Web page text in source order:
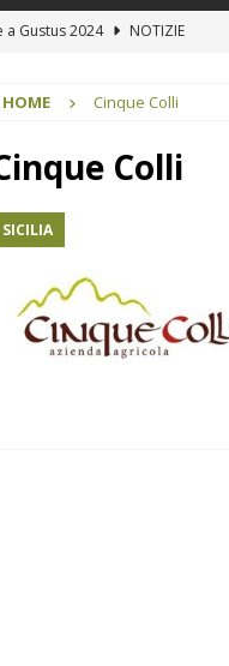
a Gustus 2024
NOTIZIE
Srl
PRODUTTORI OLEARI
COMUNICATI STAMPA
NOTIZIE
dei piccoli produttori.
HOME Cinque Colli
Colli
SICILIA